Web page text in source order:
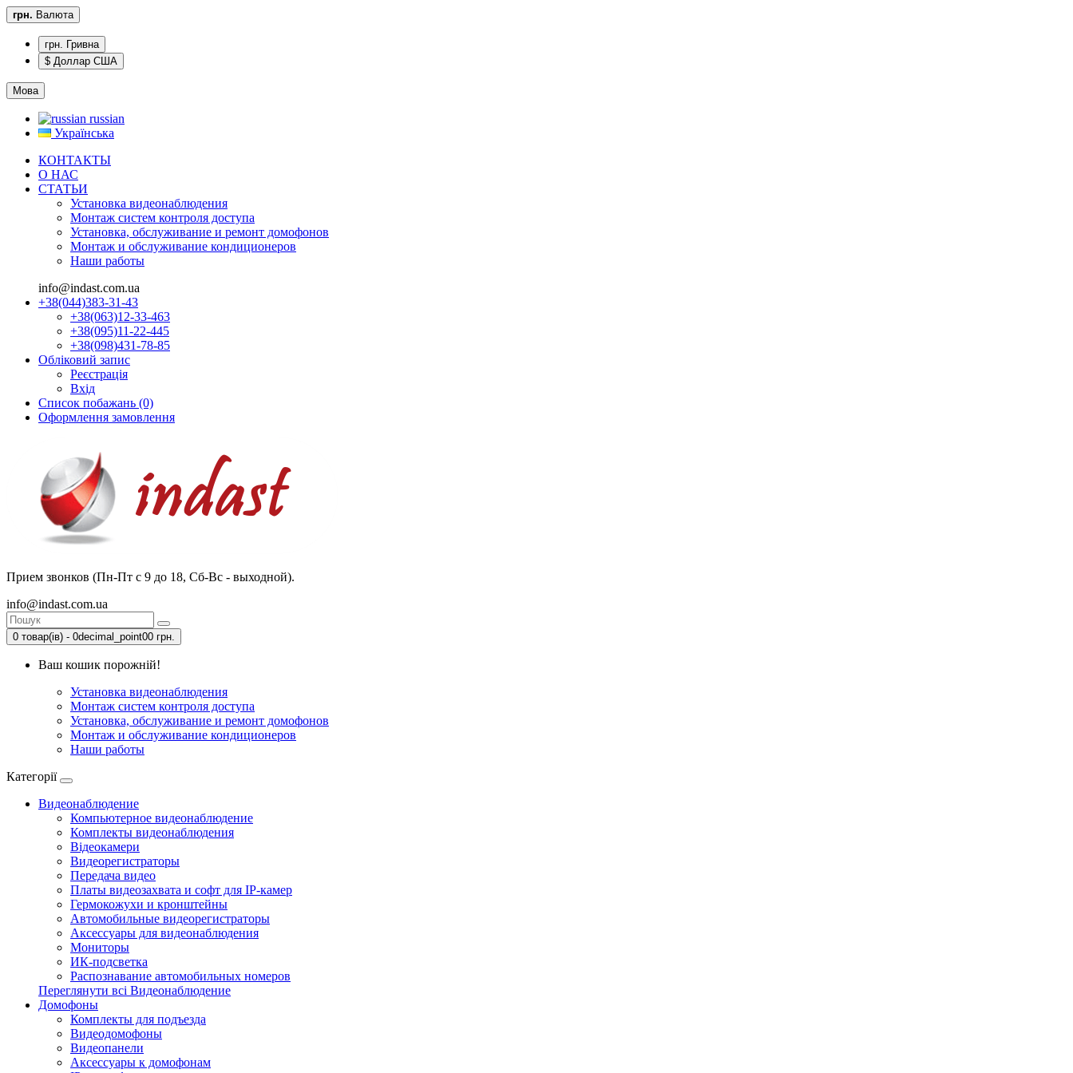
грн. Валюта
грн. Гривна
$ Доллар США
Мова
russian
Українська
КОНТАКТЫ
О НАС
CТАТЬИ
Установка видеонаблюдения
Монтаж систем контроля доступа
Установка, обслуживание и ремонт домофонов
Монтаж и обслуживание кондиционеров
Наши работы
info@indast.com.ua
+38(044)383-31-43
+38(063)12-33-463
+38(095)11-22-445
+38(098)431-78-85
Обліковий запис
Реєстрація
Вхід
Список побажань (0)
Оформлення замовлення
Прием звонков (Пн-Пт с 9 до 18, Сб-Вс - выходной).
info@indast.com.ua
0 товар(ів) - 0decimal_point00 грн.
Ваш кошик порожній!
Установка видеонаблюдения
Монтаж систем контроля доступа
Установка, обслуживание и ремонт домофонов
Монтаж и обслуживание кондиционеров
Наши работы
Категорії
Видеонаблюдение
Компьютерное видеонаблюдение
Комплекты видеонаблюдения
Відеокамери
Видеорегистраторы
Передача видео
Платы видеозахвата и софт для IP-камер
Гермокожухи и кронштейны
Автомобильные видеорегистраторы
Аксессуары для видеонаблюдения
Мониторы
ИК-подсветка
Распознавание автомобильных номеров
Переглянути всі Видеонаблюдение
Домофоны
Комплекты для подъезда
Видеодомофоны
Видеопанели
Аксессуары к домофонам